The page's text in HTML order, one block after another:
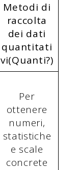
Metodi di
raccolta
dei dati
quantitati
vi(Quanti?)
Per
ottenere
numeri,
statistiche
e scale
concrete